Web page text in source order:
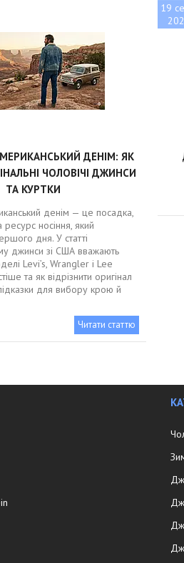
ДЕНІМ: ЯК
ЧОЛОВІЧІ ДЖИНСИ
ТА КУРТКИ
денім — це посадка,
ресурс носіння, який
дня. У статті
джинси зі США вважають
Levi’s, Wrangler і Lee
та як відрізнити оригінал
для вибору крою й
Читати статтю
19